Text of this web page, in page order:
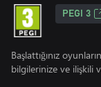
PEGI 3
Başlattığınız
bilgilerinize ve ilişkili